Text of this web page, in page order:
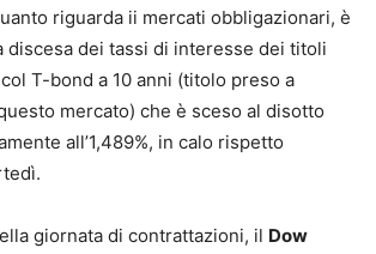
riguarda ii mercati obbligazionari, è
discesa dei tassi di interesse dei titoli
T-bond a 10 anni (titolo preso a
mercato) che è sceso al disotto
all’1,489%, in calo rispetto
giornata di contrattazioni, il Dow